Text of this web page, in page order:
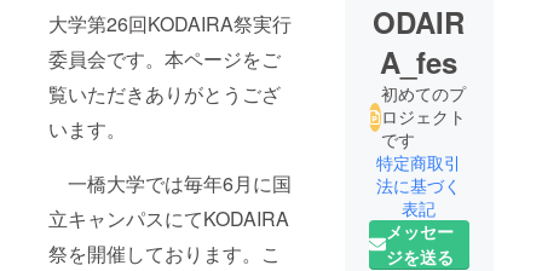
大学第26回KODAIRA祭実行
委員会です。本ページをご
覧いただきありがとうござ
います。
一橋大学では毎年6月に国
立キャンパスにてKODAIRA
祭を開催しております。こ
ODAIR
A_fes
初めてのプ
ロジェクト
です
特定商取引
法に基づく
表記
メッセー
ジを送る